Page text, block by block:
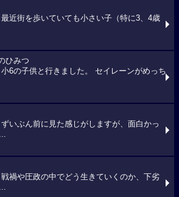
最近街を歩いていても小さい子（特に3、4歳
ひみつ
6の子供と行きました。 セイレーンがめっち
いぶん前に見た感じがしますが、面白かっ
戦禍や圧政の中でどう生きていくのか、下劣